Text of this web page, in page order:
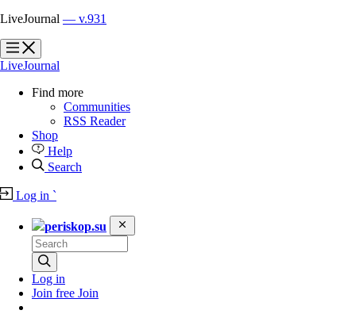
LiveJournal — v.931
?
?
LiveJournal
Find more
Communities
RSS Reader
Shop
Help
Search
Log in `
periskop.su
Log in
Join free Join